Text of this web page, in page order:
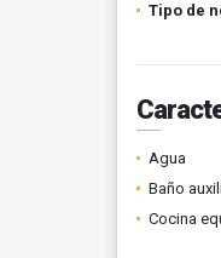
Tipo de
Agua
Baño
Cocina